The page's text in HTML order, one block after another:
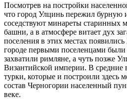
Посмотрев на постройки
что город Улцинь пережил бурную
соседствуют минареты старинных
башни, а в атмосфере витает дух
поселения в этих местах
городе первыми поселенцами были
захватили римляне, а чуть позже
Византийской империи. В средние
турки, которые и построили здесь
состав Черногории населенный
веке.